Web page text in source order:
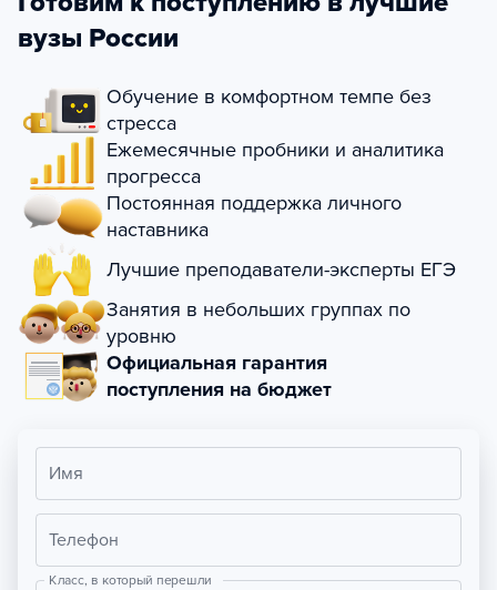
вузы России
Обучение в комфортном темпе без
стресса
Ежемесячные пробники и аналитика
прогресса
Постоянная поддержка личного
наставника
Лучшие преподаватели-эксперты ЕГЭ
Занятия в небольших группах по
уровню
Официальная гарантия
поступления на бюджет
Имя
Телефон
Класс, в который перешли